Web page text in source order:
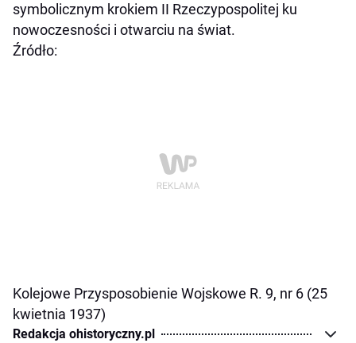
symbolicznym krokiem II Rzeczypospolitej ku
nowoczesności i otwarciu na świat.
Źródło:
Kolejowe Przysposobienie Wojskowe R. 9, nr 6 (25
kwietnia 1937)
Redakcja ohistoryczny.pl